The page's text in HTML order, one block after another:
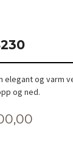
elegant og varm
og ned.